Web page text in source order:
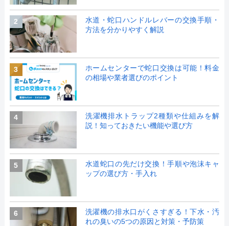
2
水道・蛇口ハンドルレバーの交換手順・
方法を分かりやすく解説
3
ホームセンターで蛇口交換は可能！料金
の相場や業者選びのポイント
4
洗濯機排水トラップ2種類や仕組みを解
説！知っておきたい機能や選び方
5
水道蛇口の先だけ交換！手順や泡沫キャ
ップの選び方・手入れ
6
洗濯機の排水口がくさすぎる！下水・汚
れの臭いの5つの原因と対策・予防策